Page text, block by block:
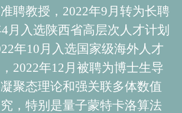
聘教授，2022年9月转为长聘
月入选陕西省高层次人才计划
年10月入选国家级海外人才
2022年12月被聘为博士生导
聚态理论和强关联多体数值
，特别是量子蒙特卡洛算法